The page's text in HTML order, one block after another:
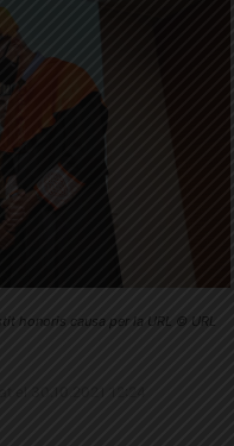
honoris causa per la URL © URL